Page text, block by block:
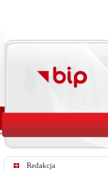
Redakcja